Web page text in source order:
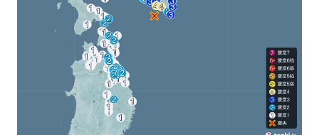
特定商取引法に基づく表記